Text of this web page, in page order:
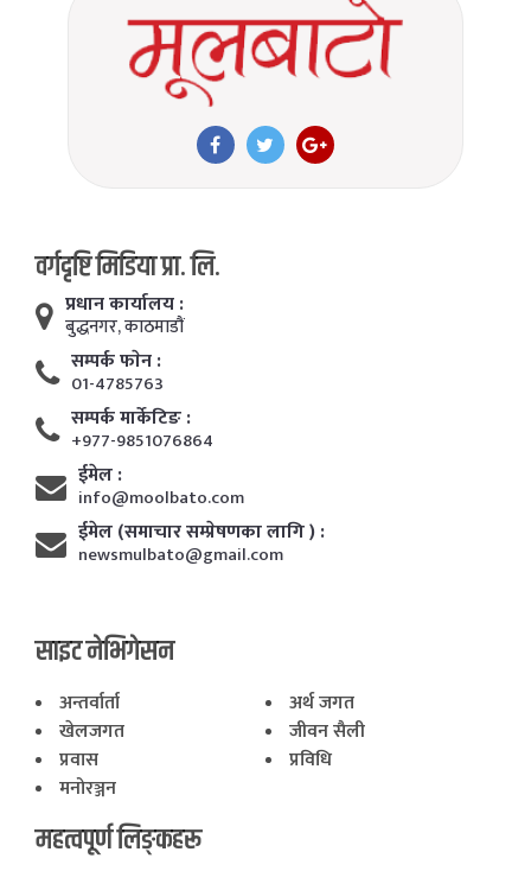
वर्गदृष्टि मिडिया प्रा. लि.
प्रधान कार्यालय :
बुद्धनगर, काठमाडाैं
सम्पर्क फाेन :
01-4785763
सम्पर्क मार्केटिङ :
+977-9851076864
ईमेल :
info@moolbato.com
ईमेल (समाचार सम्प्रेषणका लागि ) :
newsmulbato@gmail.com
साइट नेभिगेसन
अन्तर्वार्ता
अर्थ जगत
खेलजगत
जीवन सैली
प्रवास
प्रविधि
मनोरञ्जन
महत्वपूर्ण लिङ्कहरू